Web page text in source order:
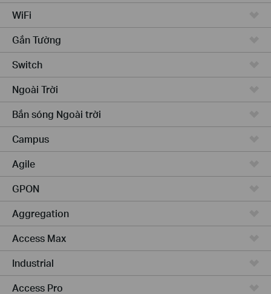
WiFi
Gắn Tường
Switch
Ngoài Trời
Bắn sóng Ngoài trời
Campus
Agile
GPON
Aggregation
Access Max
Industrial
Access Pro